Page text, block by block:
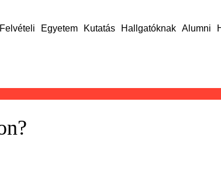
Felvételi Egyetem Kutatás Hallgatóknak Alumni